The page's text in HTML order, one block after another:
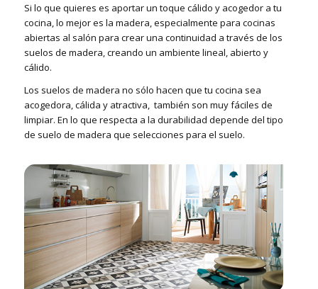
Si lo que quieres es aportar un toque cálido y acogedor a tu
cocina, lo mejor es la madera, especialmente para cocinas
abiertas al salón para crear una continuidad a través de los
suelos de madera, creando un ambiente lineal, abierto y
cálido.
Los suelos de madera no sólo hacen que tu cocina sea
acogedora, cálida y atractiva, también son muy fáciles de
limpiar. En lo que respecta a la durabilidad depende del tipo
de suelo de madera que selecciones para el suelo.